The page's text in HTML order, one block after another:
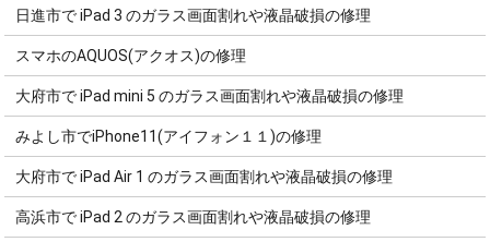
日進市で iPad 3 のガラス画面割れや液晶破損の修理
スマホのAQUOS(アクオス)の修理
大府市で iPad mini 5 のガラス画面割れや液晶破損の修理
みよし市でiPhone11(アイフォン１１)の修理
大府市で iPad Air 1 のガラス画面割れや液晶破損の修理
高浜市で iPad 2 のガラス画面割れや液晶破損の修理